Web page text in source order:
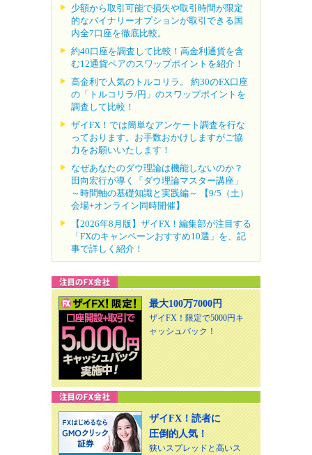
少額から取引可能で損失や取引時間が限定
的なバイナリーオプションが取引できる国
内全7口座を徹底比較。
約40口座を調査して比較！高金利通貨を含
む12通貨ペアのスワップポイントを紹介！
高金利で人気のトルコリラ。 約30のFX口座
の「トルコリラ/円」のスワップポイントを
調査して比較！
ザイFX！では簡単なアンケート調査を行な
っております。お手数おかけしますがご協
力をお願いいたします！
なぜあなたのダウ理論は機能しないのか？
田向宏行が導く「ダウ理論マスター講座」
～時間軸の基礎知識と実践編～ 【9/5（土）
会場+オンライン同時開催】
【2026年8月版】ザイFX！編集部が注目する
「FXのキャンペーンおすすめ10選」を、記
事で詳しく紹介！
最大100万7000円
ザイFX！限定で5000円キ
ャッシュバック！
ザイFX！読者に
圧倒的人気！
狭いスプレッドと高いス